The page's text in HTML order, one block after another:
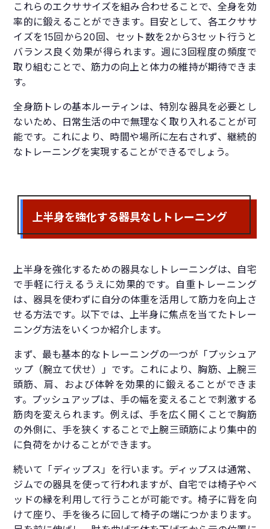
これらのエクササイズを組み合わせることで、全身を効
率的に鍛えることができます。目安として、各エクササ
イズを15回から20回、セット数を2から3セット行うと
バランス良く効果が得られます。週に3回程度の頻度で
取り組むことで、筋力の向上と体力の維持が期待できま
す。
全身筋トレの基本ルーティンは、特別な器具を必要とし
ないため、日常生活の中で無理なく取り入れることが可
能です。これにより、時間や場所に左右されず、継続的
なトレーニングを実現することができるでしょう。
上半身を強化する器具なしトレーニング
上半身を強化するための器具なしトレーニングは、自宅
で手軽に行えるうえに効果的です。自重トレーニング
は、器具を使わずに自分の体重を活用して筋力を向上さ
せる方法です。以下では、上半身に焦点を当てたトレー
ニング方法をいくつか紹介します。
まず、最も基本的なトレーニングの一つが「プッシュア
ップ（腕立て伏せ）」です。これにより、胸筋、上腕三
頭筋、肩、および体幹を効果的に鍛えることができま
す。プッシュアップは、手の幅を変えることで刺激する
筋肉を変えられます。例えば、手を広く開くことで胸筋
の外側に、手を狭くすることで上腕三頭筋により集中的
に負荷をかけることができます。
続いて「ディップス」を行います。ディップスは通常、
ジムでの器具を使って行われますが、自宅では椅子やベ
ッドの縁を利用して行うことが可能です。椅子に背を向
けて座り、手を後ろに回して椅子の端につかまります。